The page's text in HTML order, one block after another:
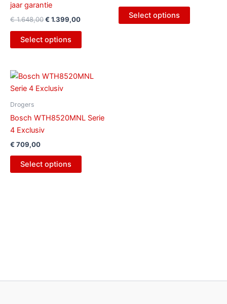
jaar garantie
€1.648,00€ 1.399,00
Select options
Select options
Drogers
Bosch WTH8520MNL Serie
4 Exclusiv
€ 709,00
Select options